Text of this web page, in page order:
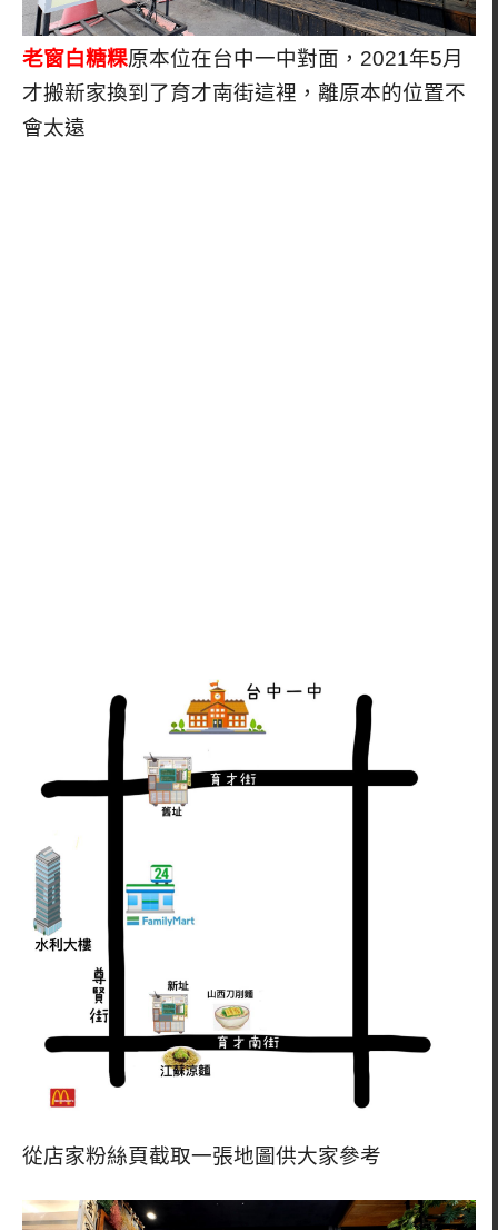
老窗白糖粿原本位在台中一中對面，2021年5月
才搬新家換到了育才南街這裡，離原本的位置不
會太遠
從店家粉絲頁截取一張地圖供大家參考